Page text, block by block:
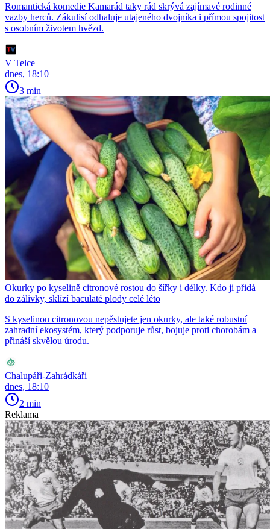
Romantická komedie Kamarád taky rád skrývá zajímavé rodinné
vazby herců. Zákulisí odhaluje utajeného dvojníka i přímou spojitost
s osobním životem hvězd.
V Telce
dnes, 18:10
3 min
Okurky po kyselině citronové rostou do šířky i délky. Kdo ji přidá
do zálivky, sklízí baculaté plody celé léto
S kyselinou citronovou nepěstujete jen okurky, ale také robustní
zahradní ekosystém, který podporuje růst, bojuje proti chorobám a
přináší skvělou úrodu.
Chalupáři-Zahrádkáři
dnes, 18:10
2 min
Reklama